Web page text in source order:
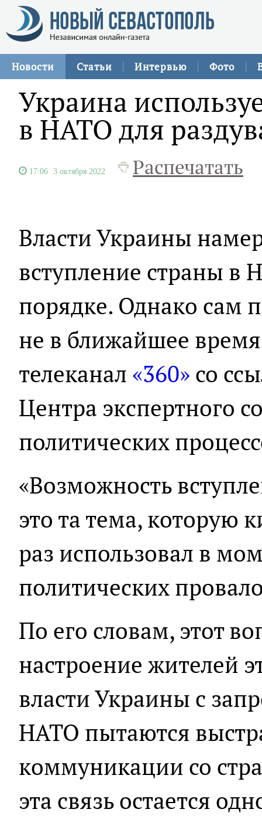
Новости Статьи Интервью Фото
Украина
в НАТО для
17:06 3 октября 2022 Распечатать
Власти Украины
вступление страны в
порядке. Однако сам
не в ближайшее
телеканал «360»со
Центра экспертного
политических
«Возможность
это та тема, которую
раз использовал в
политических
По его словам, этот
настроение жителей
власти Украины с
НАТО пытаются
коммуникации со
эта связь остается